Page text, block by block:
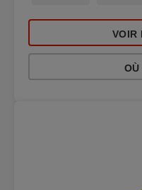
VOIR
OÙ